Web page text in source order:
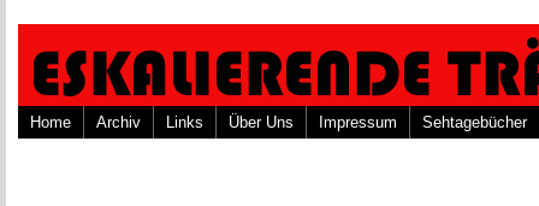
Home Archiv Links Über Uns Impressum Sehtagebücher